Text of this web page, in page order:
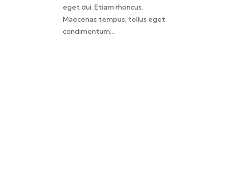
eget dui. Etiam rhoncus.
Maecenas tempus, tellus eget
condimentum…